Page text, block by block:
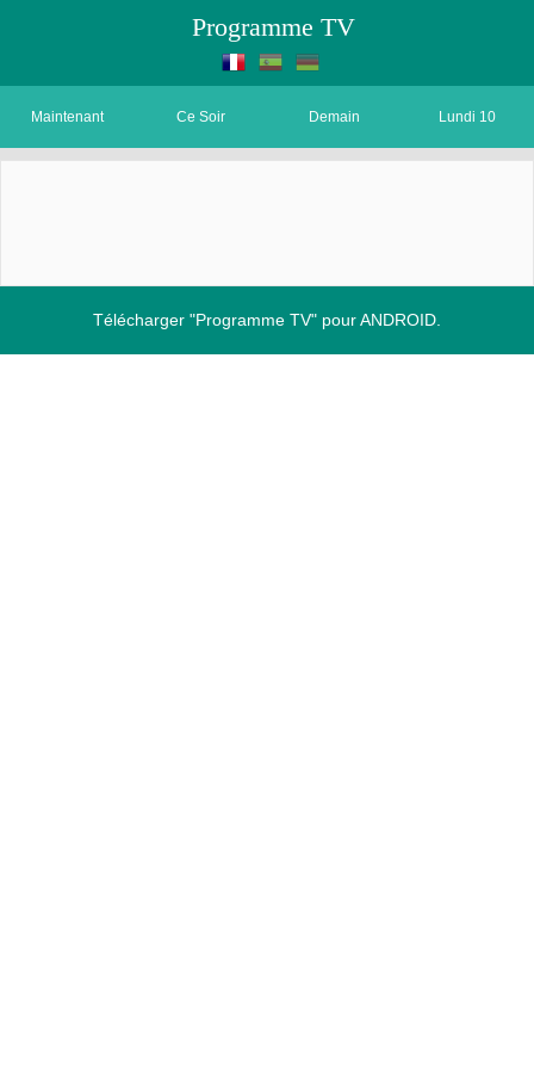
Programme TV
Maintenant Ce Soir Demain Lundi 10
Télécharger "Programme TV" pour ANDROID.